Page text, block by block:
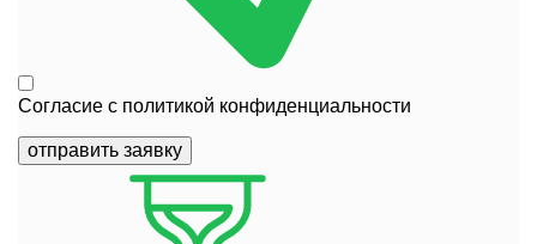
Согласие с политикой конфиденциальности
отправить заявку